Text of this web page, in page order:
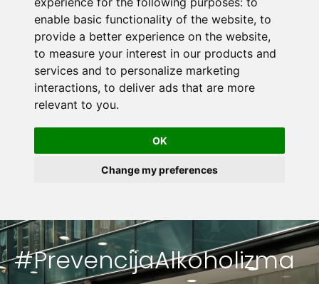
enable basic functionality of the website, to
provide a better experience on the website,
to measure your interest in our products and
services and to personalize marketing
interactions, to deliver ads that are more
relevant to you.
OK
Change my preferences
#PrevencijaAlkoholizma